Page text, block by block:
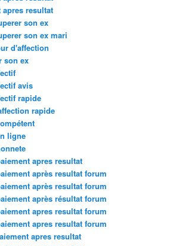
resultat
son ex
son ex mari
d'affection
son ex
avis
rapide
rapide
ligne
apres resultat
après resultat forum
après resultat forum
après résultat forum
apres resultat forum
apres resultat forum
apres resultat